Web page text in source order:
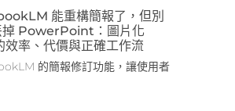
能重構簡報了，但別
掉 PowerPoint：圖片化
效率、代價與正確工作流
的簡報修訂功能，讓使用者